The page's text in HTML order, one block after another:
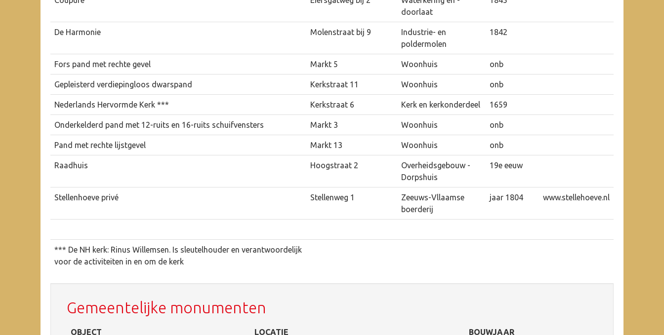
doorlaat
De Harmonie Molenstraat bij 9
Industrie- en
poldermolen
1842
Fors pand met rechte gevel Markt 5 Woonhuis onb
Gepleisterd verdiepingloos dwarspand Kerkstraat 11 Woonhuis onb
Nederlands Hervormde Kerk *** Kerkstraat 6 Kerk en kerkonderdeel 1659
Onderkelderd pand met 12-ruits en 16-ruits schuifvensters Markt 3 Woonhuis onb
Pand met rechte lijstgevel Markt 13 Woonhuis onb
Raadhuis Hoogstraat 2
Overheidsgebouw -
Dorpshuis
19e eeuw
Stellenhoeve privé Stellenweg 1
Zeeuws-Vllaamse
boerderij
jaar 1804 www.stellehoeve.nl
*** De NH kerk: Rinus Willemsen. Is sleutelhouder en verantwoordelijk
voor de activiteiten in en om de kerk
Gemeentelijke monumenten
OBJECT LOCATIE BOUWJAAR